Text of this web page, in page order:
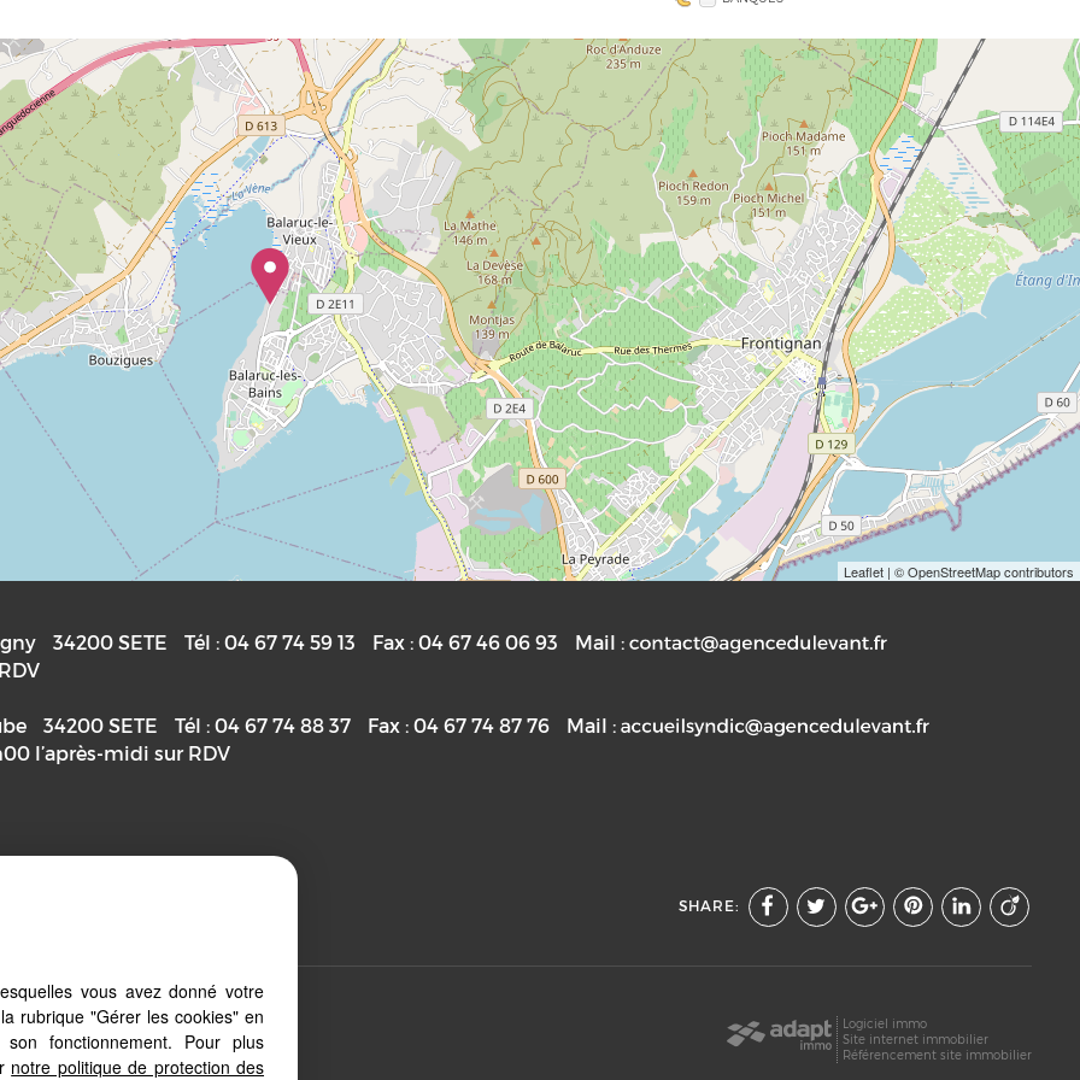
Leaflet | © OpenStreetMap contributors
34200 SETE Tél :04 67 74 59 13 Fax :04 67 46 06 93
Mail :
34200 SETE Tél :04 67 74 88 37 Fax :04 67 74 87 76
Mail :
l’après-midi sur RDV
SHARE:
votre PC, votre tablette ou
aux différents types
Logiciel immo
Site internet immobilier
Référencement site immobilier
vous avez donné votre
rubrique "Gérer les cookies" en
fonctionnement. Pour plus
notre politique de protection des